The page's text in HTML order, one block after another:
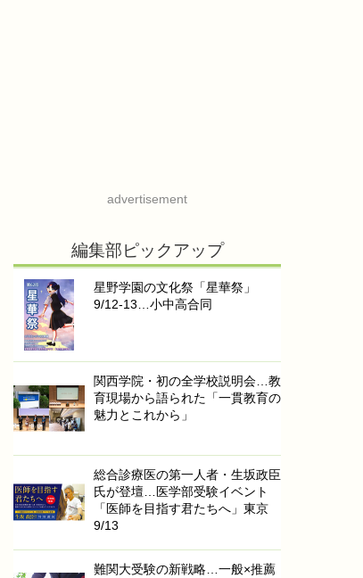
advertisement
編集部ピックアップ
星野学園の文化祭「星華祭」
9/12-13…小中高合同
関西学院・初の全学校説明会…教
育現場から語られた「一貫教育の
魅力とこれから」
総合診療医の第一人者・生坂政臣
氏が登壇…医学部受験イベント
「医師を目指す君たちへ」東京
9/13
難関大受験の新戦略…一般×推薦